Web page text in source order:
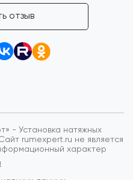
отзыв
- Установка натяжных
rumexpert.ru не является
характер